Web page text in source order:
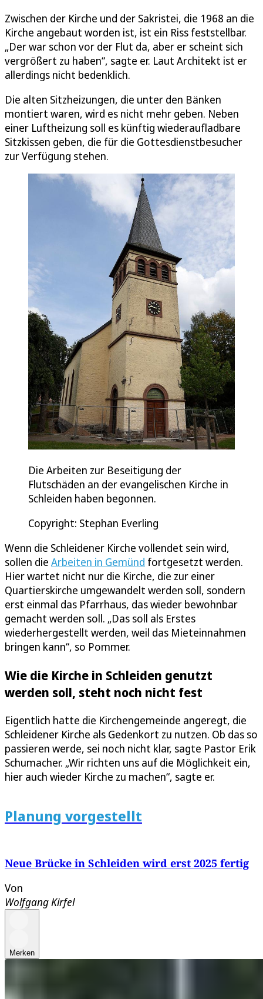
Zwischen der Kirche und der Sakristei, die 1968 an die
Kirche angebaut worden ist, ist ein Riss feststellbar.
„Der war schon vor der Flut da, aber er scheint sich
vergrößert zu haben“, sagte er. Laut Architekt ist er
allerdings nicht bedenklich.
Die alten Sitzheizungen, die unter den Bänken
montiert waren, wird es nicht mehr geben. Neben
einer Luftheizung soll es künftig wiederaufladbare
Sitzkissen geben, die für die Gottesdienstbesucher
zur Verfügung stehen.
Die Arbeiten zur Beseitigung der
Flutschäden an der evangelischen Kirche in
Schleiden haben begonnen.
Copyright: Stephan Everling
Wenn die Schleidener Kirche vollendet sein wird,
sollen die Arbeiten in Gemünd fortgesetzt werden.
Hier wartet nicht nur die Kirche, die zur einer
Quartierskirche umgewandelt werden soll, sondern
erst einmal das Pfarrhaus, das wieder bewohnbar
gemacht werden soll. „Das soll als Erstes
wiederhergestellt werden, weil das Mieteinnahmen
bringen kann“, so Pommer.
Wie die Kirche in Schleiden genutzt
werden soll, steht noch nicht fest
Eigentlich hatte die Kirchengemeinde angeregt, die
Schleidener Kirche als Gedenkort zu nutzen. Ob das so
passieren werde, sei noch nicht klar, sagte Pastor Erik
Schumacher. „Wir richten uns auf die Möglichkeit ein,
hier auch wieder Kirche zu machen“, sagte er.
Planung vorgestellt
Neue Brücke in Schleiden wird erst 2025 fertig
Von
Wolfgang Kirfel
Merken